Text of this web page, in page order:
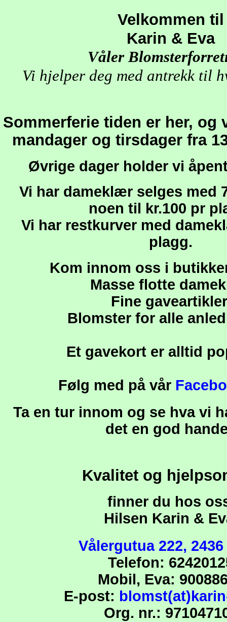
Velkommen til
Karin & Eva
Våler
Vi hjelper deg med antrekk til
Sommerferie tiden er her, og
mandager og tirsdager fra
Øvrige dager holder vi
Vi har dameklær selges med
noen til kr.100 pr
Vi har restkurver med
plagg.
Kom innom oss i
Masse flotte
Fine
Blomster for alle
Et gavekort er alltid
Følg med på vår
Ta en tur innom og se hva vi
det en god
Kvalitet og
finner du hos
Hilsen Karin &
Vålergutua 222,
Telefon:
Mobil, Eva:
E-post:
Org. nr.: